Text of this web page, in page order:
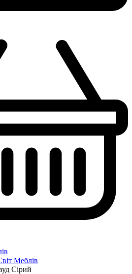
Меблів
Сірий